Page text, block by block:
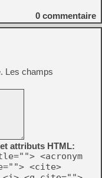
0 commentaire
Les champs
attributs HTML:
<acronym
<cite>